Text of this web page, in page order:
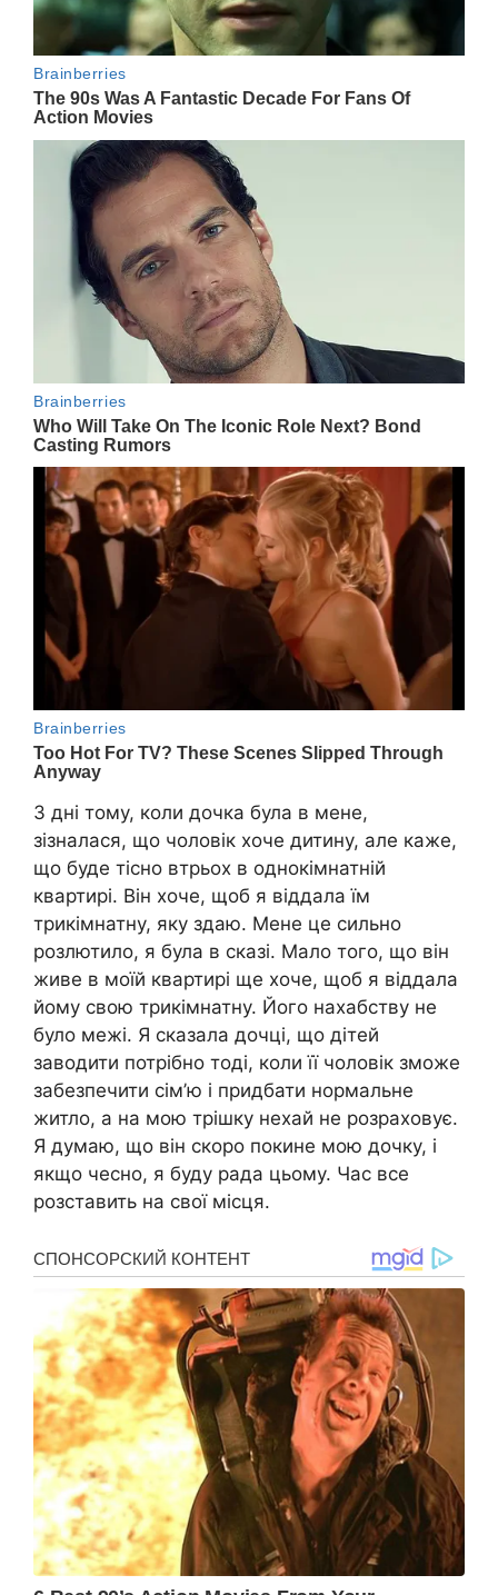
3 дні тому, коли дочка була в мене,
зізналася, що чоловік хоче дитину, але каже,
що буде тісно втрьох в однокімнатній
квартирі. Він хоче, щоб я віддала їм
трикімнатну, яку здаю. Мене це сильно
розлютило, я була в сказі. Мало того, що він
живе в моїй квартирі ще хоче, щоб я віддала
йому свою трикімнатну. Його нахабству не
було межі. Я сказала дочці, що дітей
заводити потрібно тоді, коли її чоловік зможе
забезпечити сім’ю і придбати нормальне
житло, а на мою трішку нехай не розраховує.
Я думаю, що він скоро покине мою дочку, і
якщо чесно, я буду рада цьому. Час все
розставить на свої місця.